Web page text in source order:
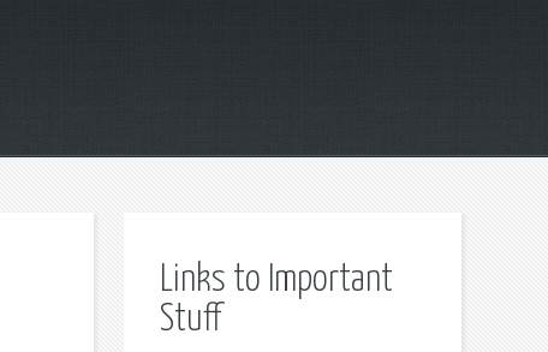
Links to Important
Stuff